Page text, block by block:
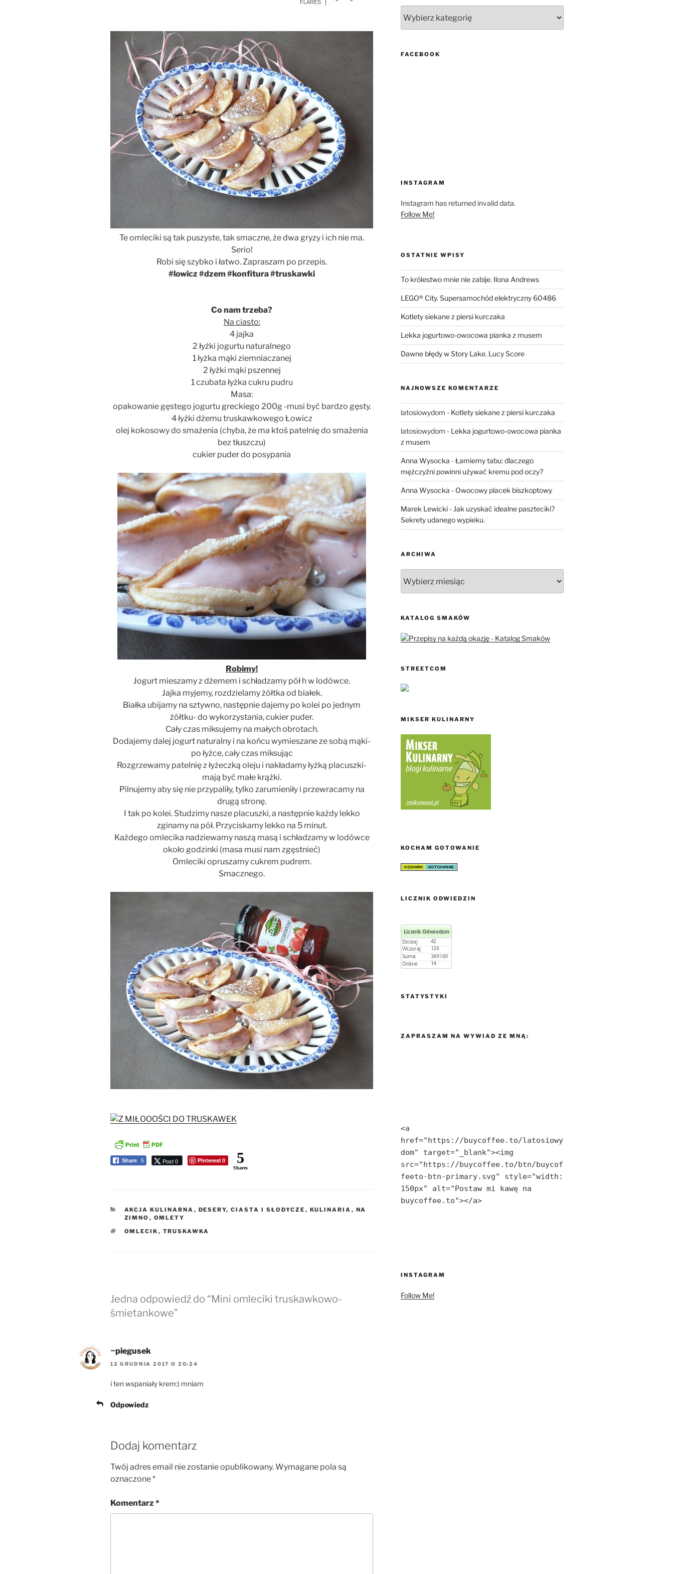
FLARES
Te omleciki są tak puszyste, tak smaczne, że dwa gryzy i ich nie ma.
Serio!
Robi się szybko i łatwo. Zapraszam po przepis.
#lowicz #dzem #konfitura #truskawki
Co nam trzeba?
Na ciasto:
4 jajka
2 łyżki jogurtu naturalnego
1 łyżka mąki ziemniaczanej
2 łyżki mąki pszennej
1 czubata łyżka cukru pudru
Masa:
opakowanie gęstego jogurtu greckiego 200g -musi być bardzo gęsty.
4 łyżki dżemu truskawkowego Łowicz
olej kokosowy do smażenia (chyba, że ma ktoś patelnię do smażenia
bez tłuszczu)
cukier puder do posypania
Robimy!
Jogurt mieszamy z dżemem i schładzamy pół h w lodówce.
Jajka myjemy, rozdzielamy żółtka od białek.
Białka ubijamy na sztywno, następnie dajemy po kolei po jednym
żółtku- do wykorzystania, cukier puder.
Cały czas miksujemy na małych obrotach.
Dodajemy dalej jogurt naturalny i na końcu wymieszane ze sobą mąki-
po łyżce, cały czas miksując
Rozgrzewamy patelnię z łyżeczką oleju i nakładamy łyżką placuszki-
mają być małe krążki.
Pilnujemy aby się nie przypaliły, tylko zarumieniły i przewracamy na
drugą stronę.
I tak po kolei. Studzimy nasze placuszki, a następnie każdy lekko
zginamy na pół. Przyciskamy lekko na 5 minut.
Każdego omlecika nadziewamy naszą masą i schładzamy w lodówce
około godzinki (masa musi nam zgęstnieć)
Omleciki opruszamy cukrem pudrem.
Smacznego.
Share 5 Post 0 Pinterest0 5
Shares
KATEGORIE
AKCJA KULINARNA , DESERY, CIASTA I SŁODYCZE , KULINARIA , NA
ZIMNO , OMLETY
TAGI
OMLECIK , TRUSKAWKA
Jedna odpowiedź do “Mini omleciki truskawkowo-
śmietankowe”
~piegusek
12 GRUDNIA 2017 O 20:24
i ten wspaniały krem:) mniam
Odpowiedz
Dodaj komentarz
Twój adres email nie zostanie opublikowany.Wymagane pola są
oznaczone*
Komentarz *
FACEBOOK
INSTAGRAM
Instagram has returned invalid data.
Follow Me!
OSTATNIE WPISY
To królestwo mnie nie zabije. Ilona Andrews
LEGO® City. Supersamochód elektryczny 60486
Kotlety siekane z piersi kurczaka
Lekka jogurtowo-owocowa pianka z musem
Dawne błędy w Story Lake. Lucy Score
NAJNOWSZE KOMENTARZE
latosiowydom - Kotlety siekane z piersi kurczaka
latosiowydom - Lekka jogurtowo-owocowa pianka
z musem
Anna Wysocka -Łamiemy tabu: dlaczego
mężczyźni powinni używać kremu pod oczy?
Anna Wysocka - Owocowy placek biszkoptowy
Marek Lewicki- Jak uzyskać idealne paszteciki?
Sekrety udanego wypieku.
ARCHIWA
KATALOG SMAKÓW
STREETCOM
MIKSER KULINARNY
KOCHAM GOTOWANIE
LICZNIK ODWIEDZIN
STATYSTYKI
ZAPRASZAM NA WYWIAD ZE MNĄ:
<a
href="https://buycoffee.to/latosiowy
dom" target="_blank"><img
src="https://buycoffee.to/btn/buycof
feeto-btn-primary.svg" style="width:
150px" alt="Postaw mi kawę na
buycoffee.to"></a>
INSTAGRAM
Follow Me!